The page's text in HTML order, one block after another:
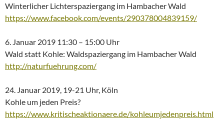
Winterlicher Lichterspaziergang im Hambacher Wald
https://www.facebook.com/events/290378004839159/
6. Januar 2019 11:30 – 15:00 Uhr
Wald statt Kohle: Waldspaziergang im Hambacher Wald
http://naturfuehrung.com/
24. Januar 2019, 19-21 Uhr, Köln
Kohle um jeden Preis?
https://www.kritischeaktionaere.de/kohleumjedenpreis.html